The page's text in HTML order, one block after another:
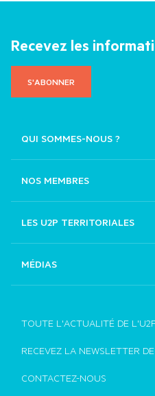
Recevez les
S'ABONNER
QUI SOMMES-NOUS ?
Nos instances
Notre histoire et nos succès
Notre équipe
NOS MEMBRES
CGAD
CNAMS
UNAPL
Tous les membres
LES U2P TERRITORIALES
MÉDIAS
Chaîne Youtube de l'U2P
TOUTE L'ACTUALITÉ DE
RECEVEZ LA NEWSLETTER
CONTACTEZ-NOUS